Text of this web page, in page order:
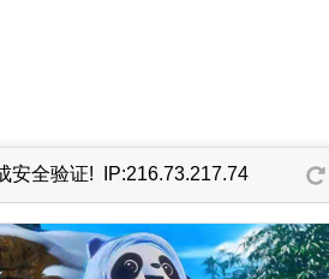
安全验证! IP:216.73.217.74